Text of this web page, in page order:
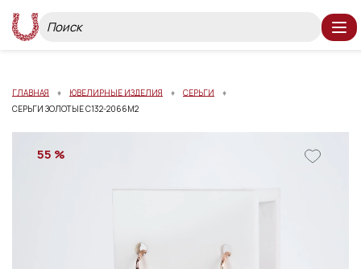
ГЛАВНАЯ ЮВЕЛИРНЫЕ ИЗДЕЛИЯ
СЕРЬГИ
СЕРЬГИ ЗОЛОТЫЕ С132-2066М2
55 %